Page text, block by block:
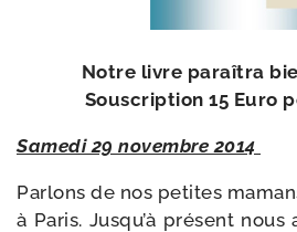
Notre livre paraî­tra
Souscription 15 Euro
Samedi 29 novembre 2014
Parlons de nos petites
à Paris. Jusqu’à pré­sent